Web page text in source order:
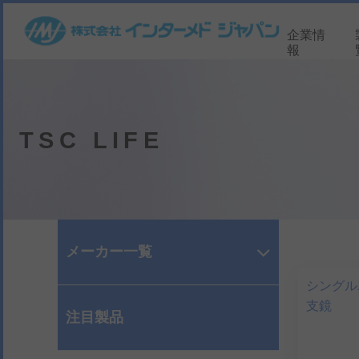
企業情
報
TSC LIFE
メーカー一覧
注目製品
シング
支鏡